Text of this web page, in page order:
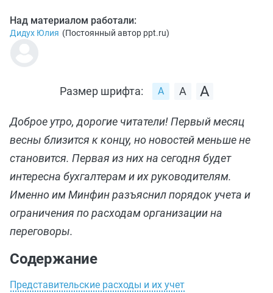
Над материалом работали:
Дидух Юлия (Постоянный автор ppt.ru)
Размер шрифта:
Доброе утро, дорогие читатели! Первый месяц
весны близится к концу, но новостей меньше не
становится. Первая из них на сегодня будет
интересна бухгалтерам и их руководителям.
Именно им Минфин разъяснил порядок учета и
ограничения по расходам организации на
переговоры.
Содержание
Представительские расходы и их учет